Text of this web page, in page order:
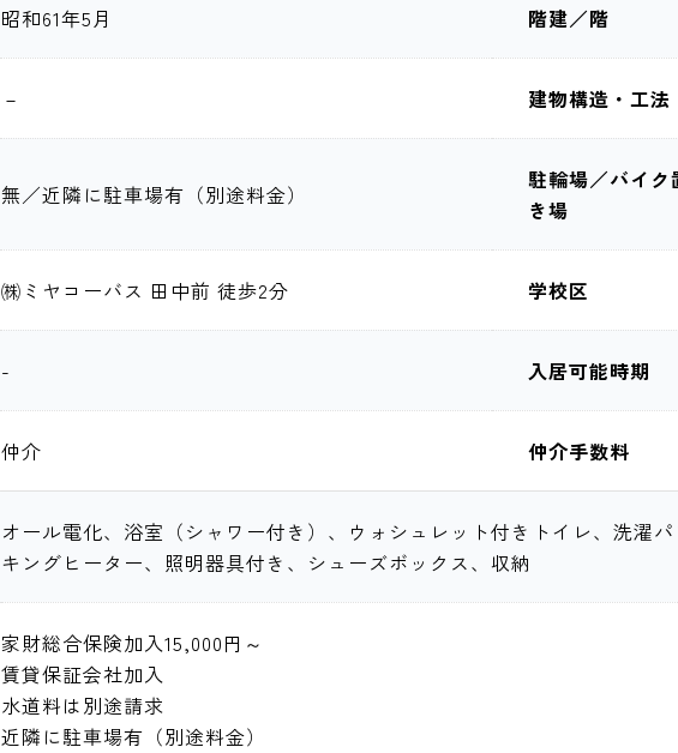
昭和61年5月 階建／階
－ 建物構造・工法
無／近隣に駐車場有（別途料金）
駐輪場／バイク
き場
㈱ミヤコーバス 田中前 徒歩2分 学校区
- 入居可能時期
仲介 仲介手数料
オール電化、浴室（シャワー付き）、ウォシュレット付きトイレ、洗濯
キングヒーター、照明器具付き、シューズボックス、収納
家財総合保険加入15,000円～
賃貸保証会社加入
水道料は別途請求
近隣に駐車場有（別途料金）